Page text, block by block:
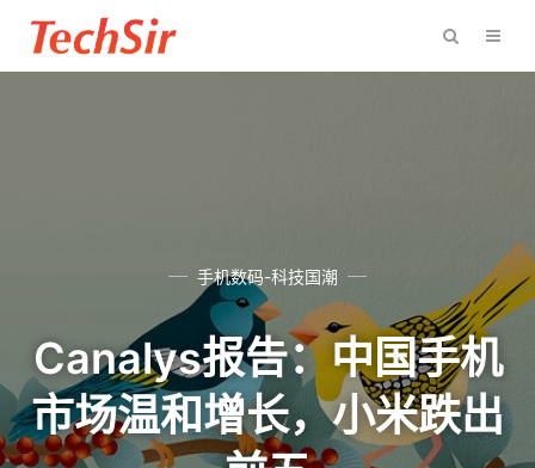
手机数码-科技国潮
Canalys报告：中国手机
市场温和增长，小米跌出